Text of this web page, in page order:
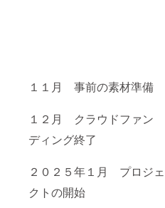
１１月 事前の素材準備
１２月 クラウドファン
ディング終了
２０２５年１月 プロジェ
クトの開始